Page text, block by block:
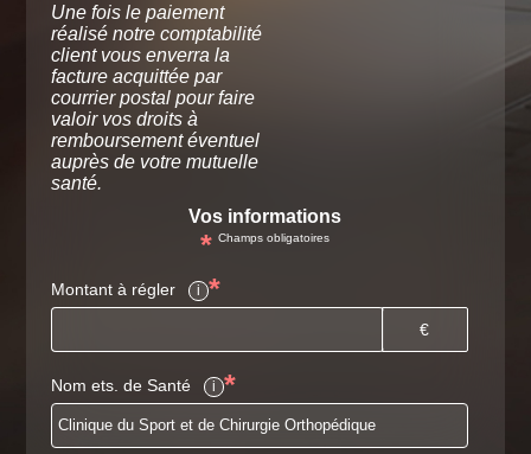
Une fois le paiement
réalisé notre comptabilité
client vous enverra la
facture acquittée par
courrier postal pour faire
valoir vos droits à
remboursement éventuel
auprès de votre mutuelle
santé.
Vos informations
* Champs obligatoires
Montant à régler i *
€
Nom ets. de Santé i *